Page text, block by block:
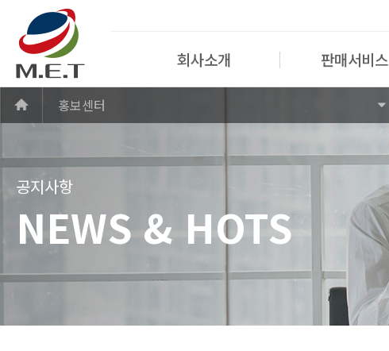
회사소개 판매서비스
홍보센터
공지사항
NEWS & HOTS